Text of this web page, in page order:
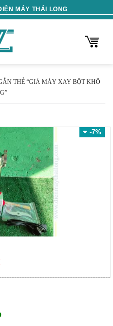
MÁY THÁI LONG
THẺ “GIÁ MÁY XAY BỘT KHÔ
-7%
Giá
hiện
là: